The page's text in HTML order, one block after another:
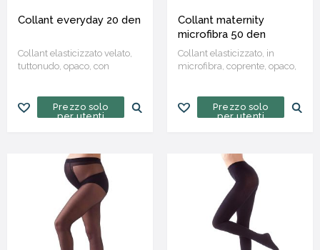
Collant everyday 20 den
Collant elasticizzato velato,
tuttonudo, opaco, con
Prezzo solo
per utenti
Collant maternity
microfibra 50 den
Collant elasticizzato, in
microfibra, coprente, opaco,
per adattarsi perfettamente
al cambiare delle forme
Prezzo solo
per utenti